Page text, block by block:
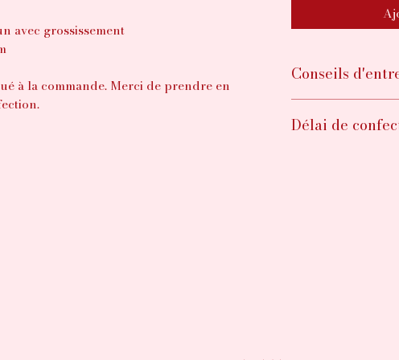
avec grossissement
à la commande. Merci de prendre en
Conseils
Délai de